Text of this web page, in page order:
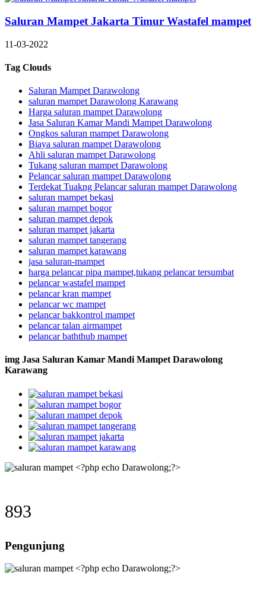
Saluran Mampet Jakarta Timur Wastafel mampet
11-03-2022
Tag Clouds
Saluran Mampet Darawolong
saluran mampet Darawolong Karawang
Harga saluran mampet Darawolong
Jasa Saluran Kamar Mandi Mampet Darawolong
Ongkos saluran mampet Darawolong
Biaya saluran mampet Darawolong
Ahli saluran mampet Darawolong
Tukang saluran mampet Darawolong
Pelancar saluran mampet Darawolong
Terdekat Tuakng Pelancar saluran mampet Darawolong
saluran mampet bekasi
saluran mampet bogor
saluran mampet depok
saluran mampet jakarta
saluran mampet tangerang
saluran mampet karawang
jasa saluran-mampet
harga pelancar pipa mampet,tukang pelancar tersumbat
pelancar wastafel mampet
pelancar kran mampet
pelancar wc mampet
pelancar bakkontrol mampet
pelancar talan airmampet
pelancar baththub mampet
img Jasa Saluran Kamar Mandi Mampet Darawolong
Karawang
893
Pengunjung